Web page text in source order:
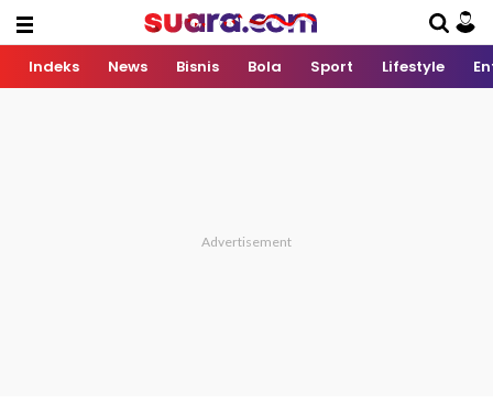
Indeks News Bisnis Bola Sport Lifestyle